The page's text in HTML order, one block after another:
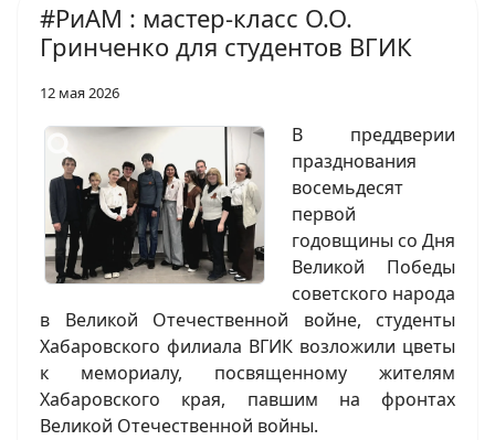
#РиАМ : мастер-класс О.О.
Гринченко для студентов ВГИК
12 мая 2026
В преддверии
празднования
восемьдесят
первой
годовщины со Дня
Великой Победы
советского народа
в Великой Отечественной войне, студенты
Хабаровского филиала ВГИК возложили цветы
к мемориалу, посвященному жителям
Хабаровского края, павшим на фронтах
Великой Отечественной войны.